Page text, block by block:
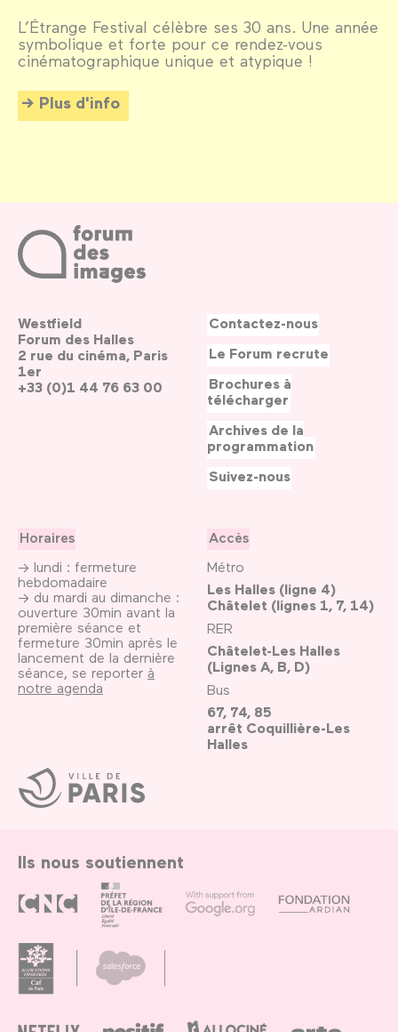
L’Étrange Festival célèbre ses 30 ans. Une année
symbolique et forte pour ce rendez-vous
cinématographique unique et atypique !
Plus d'info
Ville
de
Paris
Westfield
Forum des Halles
2 rue du cinéma, Paris
1er
+33 (0)1 44 76 63 00
Horaires
→ lundi : fermeture
hebdomadaire
→ du mardi au dimanche :
ouverture 30min avant la
première séance et
fermeture 30min après le
lancement de la dernière
séance, se reporter à
notre agenda
Accès
Métro
Les Halles (ligne 4)
Châtelet (lignes 1, 7, 14)
RER
Châtelet-Les Halles
(Lignes A, B, D)
Bus
67, 74, 85
arrêt Coquillière-Les
Halles
Contactez-nous
Le Forum recrute
Brochures à
télécharger
Archives de la
programmation
Suivez-nous
Ils nous soutiennent